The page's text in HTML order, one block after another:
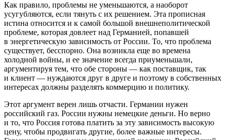
Как правило, проблемы не уменьшаются, а наоборот
усугубляются, если тянуть с их решением. Эта прописная
истина относится и к самой большой внешнеполитической
проблеме, которая довлеет над Германией, попавшей
в энергетическую зависимость от России. То, что проблема
существует, бесспорно. Она возникла еще во времена
холодной войны, и ее значение всегда приуменьшали,
аргументируя тем, что обе стороны — как поставщик, так
и клиент — нуждаются друг в друге и поэтому в собственных
интересах должны разделять коммерцию и политику.
Этот аргумент верен лишь отчасти. Германии нужен
российский газ. России нужны немецкие деньги. Но верно
и то, что Россия готова платить за эту зависимость высокую
цену, чтобы продвигать другие, более важные интересы.